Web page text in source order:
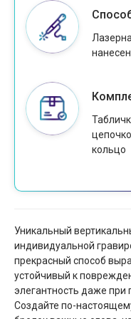
кольцо
Уникальный
индивидуальной
прекрасный способ
устойчивый к
элегантность даже при
Создайте по-